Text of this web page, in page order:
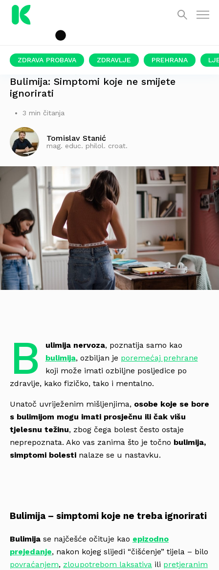
ZDRAVA PROBAVA ZDRAVLJE PREHRANA
Bulimija: Simptomi koje ne smijete
ignorirati
3 min čitanja
Tomislav Stanić
mag. educ. philol. croat.
B ulimija nervoza, poznatija samo kao
bulimija, ozbiljan je poremećaj prehrane
koji može imati ozbiljne posljedice po
zdravlje, kako fizičko, tako i mentalno.
Unatoč uvriježenim mišljenjima, osobe koje se bore
s bulimijom mogu imati prosječnu ili čak višu
tjelesnu težinu, zbog čega bolest često ostaje
neprepoznata. Ako vas zanima što je točno bulimija,
simptomi bolesti nalaze se u nastavku.
Bulimija – simptomi koje ne treba ignorirati
Bulimija se najčešće očituje kao epizodno
prejedanje, nakon kojeg slijedi “čišćenje” tijela – bilo
povraćanjem, zloupotrebom laksativa ili pretjeranim